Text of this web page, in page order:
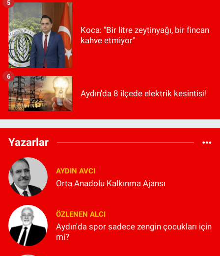
Koca: "Bir litre zeytinyağı, bir fincan
kahve etmiyor"
5
Aydın’da 8 ilçede elektrik kesintisi!
6
Yazarlar
AYDIN AVCI
Orta Anadolu Kalkınma Ajansı
ÖZLENEN ALCI
Aydın'da spor sadece zengin çocukları için
mi?